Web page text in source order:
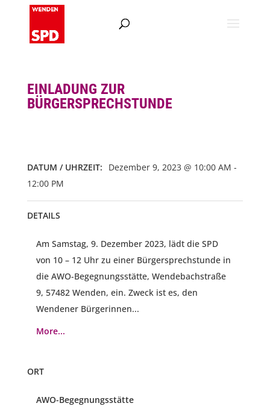
EINLADUNG ZUR
BÜRGERSPRECHSTUNDE
DATUM / UHRZEIT:
Dezember 9, 2023 @ 10:00 AM -
12:00 PM
DETAILS
Am Samstag, 9. Dezember 2023, lädt die SPD
von 10 – 12 Uhr zu einer Bürgersprechstunde in
die AWO-Begegnungsstätte, Wendebachstraße
9, 57482 Wenden, ein. Zweck ist es, den
Wendener Bürgerinnen...
More...
ORT
AWO-Begegnungsstätte